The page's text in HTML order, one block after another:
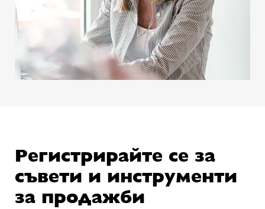
Регистрирайте се за
съвети и инструменти
за продажби